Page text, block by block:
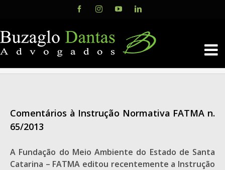
content
FacebookInstagramYouTubeLinkedIn
Comentários à Instrução Normativa FATMA n.
65/2013
A Fundação do Meio Ambiente do Estado de Santa
Catarina – FATMA editou recentemente a Instrução